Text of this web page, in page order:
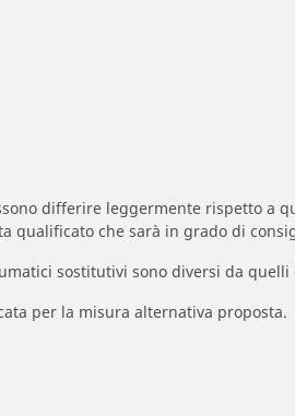
differire leggermente rispetto
qualificato che sarà in grado di
sostitutivi sono diversi da
per la misura alternativa proposta.